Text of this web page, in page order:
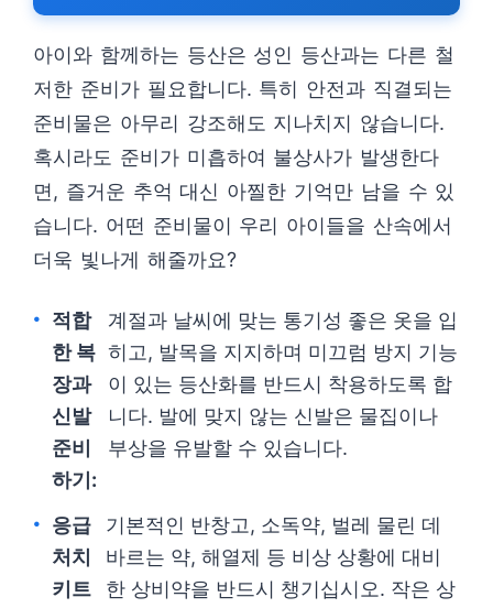
아이와 함께하는 등산은 성인 등산과는 다른 철
저한 준비가 필요합니다. 특히 안전과 직결되는
준비물은 아무리 강조해도 지나치지 않습니다.
혹시라도 준비가 미흡하여 불상사가 발생한다
면, 즐거운 추억 대신 아찔한 기억만 남을 수 있
습니다. 어떤 준비물이 우리 아이들을 산속에서
더욱 빛나게 해줄까요?
적합
한 복
장과
신발
준비
하기:
계절과 날씨에 맞는 통기성 좋은 옷을 입
히고, 발목을 지지하며 미끄럼 방지 기능
이 있는 등산화를 반드시 착용하도록 합
니다. 발에 맞지 않는 신발은 물집이나
부상을 유발할 수 있습니다.
응급
처치
키트
기본적인 반창고, 소독약, 벌레 물린 데
바르는 약, 해열제 등 비상 상황에 대비
한 상비약을 반드시 챙기십시오. 작은 상